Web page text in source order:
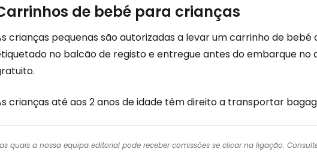
de bebé para crianças
crianças pequenas são autorizadas a levar um carrinho de bebé
no balcão de registo e entregue antes do embarque no
crianças até aos 2 anos de idade têm direito a transportar
quais a nossa equipa editorial pode receber comissões se clicar na ligação.